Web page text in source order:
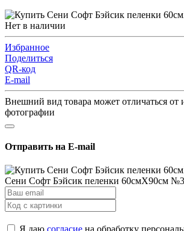
Нет в наличии
Избранное
Поделиться
QR-код
E-mail
Внешний вид товара может отличаться от
фотографии
Отправить на E-mail
Сени Софт Бэйсик пеленки 60смX90см